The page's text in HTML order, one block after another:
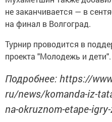
не заканчивается — в
на финал в Волгоград.
Турнир проводится в
проекта "Молодежь и дети".
Подробнее: https://
ru/news/komanda-iz-
na-okruznom-etape-